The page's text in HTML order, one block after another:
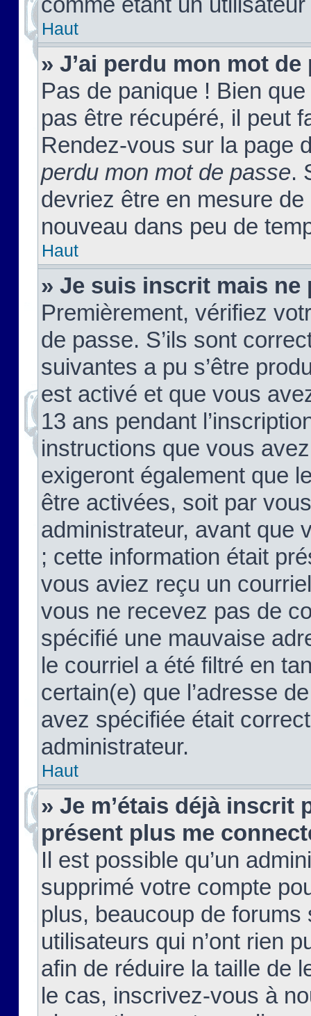
Haut
» J’ai perdu mon mot de
Pas de panique ! Bien
pas être récupéré, il peut
Rendez-vous sur la page
perdu mon mot de passe.
devriez être en mesure
nouveau dans peu de
Haut
» Je suis inscrit mais ne
Premièrement, vérifiez
de passe. S’ils sont
suivantes a pu s’être
est activé et que vous
13 ans pendant
instructions que vous
exigeront également que
être activées, soit par
administrateur, avant que
; cette information était
vous aviez reçu un
vous ne recevez pas de
spécifié une mauvaise
le courriel a été filtré en
certain(e) que l’adresse
avez spécifiée était
administrateur.
Haut
» Je m’étais déjà inscrit
présent plus me
Il est possible qu’un
supprimé votre compte
plus, beaucoup de
utilisateurs qui n’ont rien
afin de réduire la taille de
le cas, inscrivez-vous à